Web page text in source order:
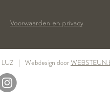
Voorwaarden en privacy
| Webdesign door